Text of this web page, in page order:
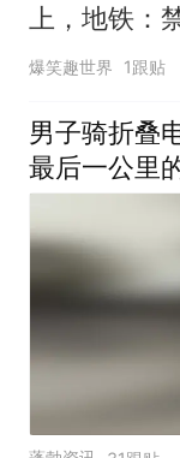
上，地铁：
完，根本印不
爆笑趣世界 1跟贴
男子骑折叠
最后一公里